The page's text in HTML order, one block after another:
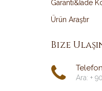
Garanti&İade
Ürün Araştır
Bize
Telefon
Ara: +